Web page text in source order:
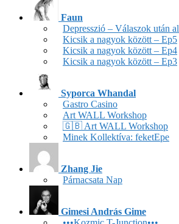
Faun
Depresszió – Válaszok után
Kicsik a nagyok között – Ep5
Kicsik a nagyok között – Ep4
Kicsik a nagyok között – Ep3
Syporca Whandal
Gastro Casino
Art WALL Workshop
🇬🇧 Art WALL Workshop
Minek Kollektíva: feketEpe
Zhang Jie
Párnacsata Nap
Gimesi András Gime